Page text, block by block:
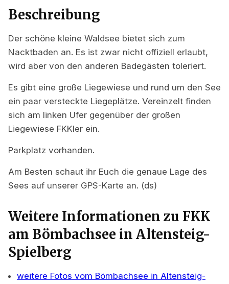
Beschreibung
Der schöne kleine Waldsee bietet sich zum
Nacktbaden an. Es ist zwar nicht offiziell erlaubt,
wird aber von den anderen Badegästen toleriert.
Es gibt eine große Liegewiese und rund um den See
ein paar versteckte Liegeplätze. Vereinzelt finden
sich am linken Ufer gegenüber der großen
Liegewiese FKKler ein.
Parkplatz vorhanden.
Am Besten schaut ihr Euch die genaue Lage des
Sees auf unserer GPS-Karte an. (ds)
Weitere Informationen zu FKK
am Bömbachsee in Altensteig-
Spielberg
weitere Fotos vom Bömbachsee in Altensteig-